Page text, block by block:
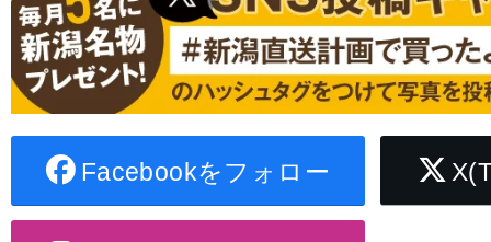
Facebookをフォロー